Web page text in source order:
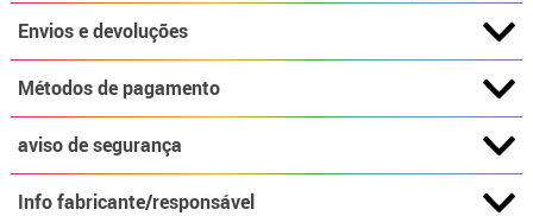
Envios e devoluções
Métodos de pagamento
aviso de segurança
Info fabricante/responsável